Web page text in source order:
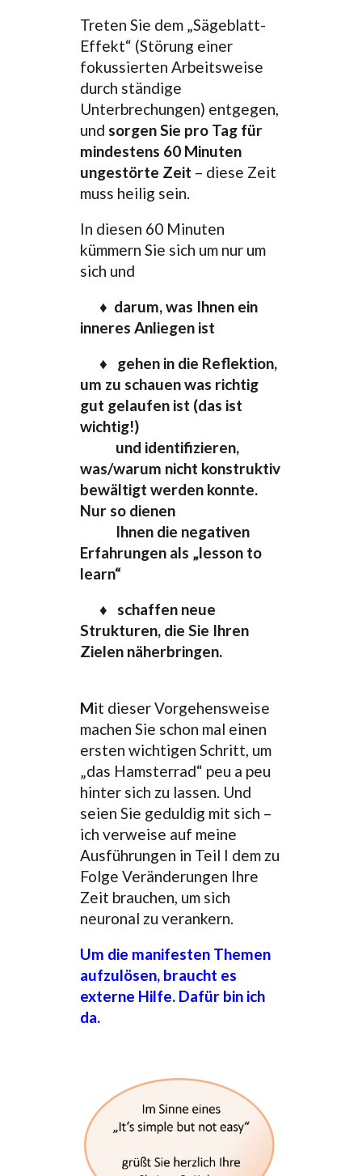
Treten Sie dem „Sägeblatt-
Effekt“ (Störung einer
fokussierten Arbeitsweise
durch ständige
Unterbrechungen) entgegen,
und sorgen Sie pro Tag für
mindestens 60 Minuten
ungestörte Zeit – diese Zeit
muss heilig sein.
In diesen 60 Minuten
kümmern Sie sich um nur um
sich und
♦ darum, was Ihnen ein
inneres Anliegen ist
♦ gehen in die Reflektion,
um zu schauen was richtig
gut gelaufen ist (das ist
wichtig!)
und identifizieren,
was/warum nicht konstruktiv
bewältigt werden konnte.
Nur so dienen
Ihnen die negativen
Erfahrungen als „lesson to
learn“
♦ schaffen neue
Strukturen, die Sie Ihren
Zielen näherbringen.
Mit dieser Vorgehensweise
machen Sie schon mal einen
ersten wichtigen Schritt, um
„das Hamsterrad“ peu a peu
hinter sich zu lassen. Und
seien Sie geduldig mit sich –
ich verweise auf meine
Ausführungen in Teil I dem zu
Folge Veränderungen Ihre
Zeit brauchen, um sich
neuronal zu verankern.
Um die manifesten Themen
aufzulösen, braucht es
externe Hilfe. Dafür bin ich
da.